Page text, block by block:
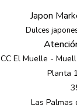
Japon
Dulces
CC El Muelle -
Planta
Las Palmas